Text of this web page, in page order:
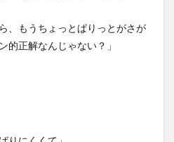
、もうちょっとぱりっとがさが
的正解なんじゃない？」